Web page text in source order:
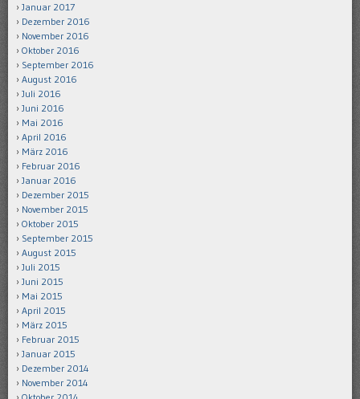
Januar 2017
Dezember 2016
November 2016
Oktober 2016
September 2016
August 2016
Juli 2016
Juni 2016
Mai 2016
April 2016
März 2016
Februar 2016
Januar 2016
Dezember 2015
November 2015
Oktober 2015
September 2015
August 2015
Juli 2015
Juni 2015
Mai 2015
April 2015
März 2015
Februar 2015
Januar 2015
Dezember 2014
November 2014